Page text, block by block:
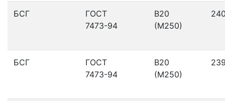
БСГ
ГОСТ
7473-94
В20
(М250)
БСГ
ГОСТ
7473-94
В20
(М250)